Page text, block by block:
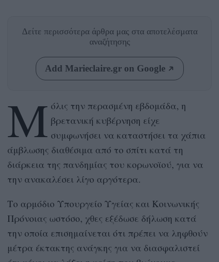
Δείτε περισσότερα άρθρα μας στα αποτελέσματα
αναζήτησης
Add Marieclaire.gr on Google
Μ όλις την περασμένη εβδομάδα, η
βρετανική κυβέρνηση είχε
συμφωνήσει να καταστήσει τα χάπια
άμβλωσης διαθέσιμα από το σπίτι κατά τη
διάρκεια της πανδημίας του κορωνοϊού, για να
την ανακαλέσει λίγο αργότερα.
Το αρμόδιο Υπουργείο Υγείας και Κοινωνικής
Πρόνοιας ωστόσο, χθες εξέδωσε δήλωση κατά
την οποία επισημαίνεται ότι πρέπει να ληφθούν
μέτρα έκτακτης ανάγκης για να διασφαλιστεί